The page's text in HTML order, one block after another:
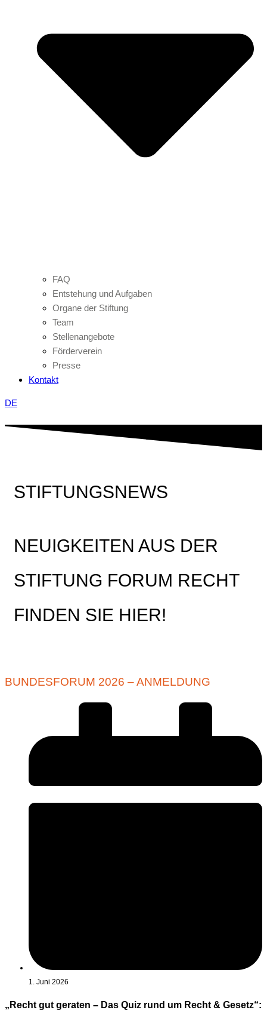
FAQ
Entstehung und Aufgaben
Organe der Stiftung
Team
Stellenangebote
Förderverein
Presse
Kontakt
DE
STIFTUNGSNEWS
NEUIGKEITEN AUS DER
STIFTUNG FORUM RECHT
FINDEN SIE HIER!
BUNDESFORUM 2026 – ANMELDUNG
1. Juni 2026
„Recht gut geraten – Das Quiz rund um Recht & Gesetz“: